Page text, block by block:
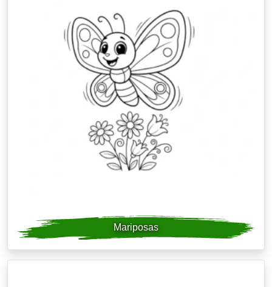
Mariposas